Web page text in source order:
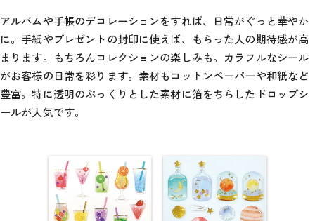
アルバムや手帳のデコレーションをすれば、日常がぐっと華やか
に。手紙やプレゼントの封印に使えば、もらった人の期待感が高
まります。もちろんコレクションの楽しみも。カラフルなシール
がお客様の日常を彩ります。素材もコットンペーパーや和紙など
豊富。特に透明のぷっくりとした素材に箔をちらしたドロップシ
ールが人気です。